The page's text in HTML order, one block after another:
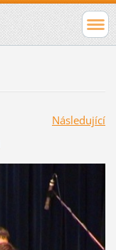
Následující